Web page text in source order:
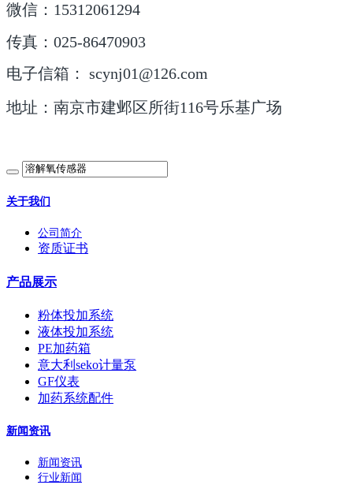
微信：15312061294
传真：025-86470903
电子信箱： scynj01@126.com
地址：南京市建邺区所街116号乐基广场
关于我们
公司简介
资质证书
产品展示
粉体投加系统
液体投加系统
PE加药箱
意大利seko计量泵
GF仪表
加药系统配件
新闻资讯
新闻资讯
行业新闻